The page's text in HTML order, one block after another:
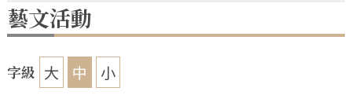
藝文活動
字級 大 中 小